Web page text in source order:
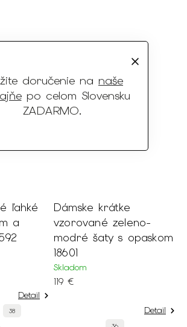
doručenie na naše
po celom Slovensku
ZADARMO.
ľahké
a
Detail
38
Dámske krátke
vzorované zeleno-
modré šaty s opaskom
18601
Skladom
119 €
Detail